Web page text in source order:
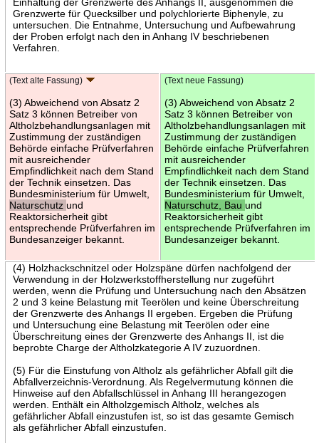
Grenzwerte für Quecksilber und polychlorierte Biphenyle, zu
untersuchen. Die Entnahme, Untersuchung und Aufbewahrung
der Proben erfolgt nach den in Anhang IV beschriebenen
Verfahren.
(Text alte Fassung)
(3) Abweichend von Absatz 2
Satz 3 können Betreiber von
Altholzbehandlungsanlagen mit
Zustimmung der zuständigen
Behörde einfache Prüfverfahren
mit ausreichender
Empfindlichkeit nach dem Stand
der Technik einsetzen. Das
Bundesministerium für Umwelt,
Naturschutz und
Reaktorsicherheit gibt
entsprechende Prüfverfahren im
Bundesanzeiger bekannt.
(Text neue Fassung)
(3) Abweichend von Absatz 2
Satz 3 können Betreiber von
Altholzbehandlungsanlagen mit
Zustimmung der zuständigen
Behörde einfache Prüfverfahren
mit ausreichender
Empfindlichkeit nach dem Stand
der Technik einsetzen. Das
Bundesministerium für Umwelt,
Naturschutz, Bau und
Reaktorsicherheit gibt
entsprechende Prüfverfahren im
Bundesanzeiger bekannt.
(4) Holzhackschnitzel oder Holzspäne dürfen nachfolgend der
Verwendung in der Holzwerkstoffherstellung nur zugeführt
werden, wenn die Prüfung und Untersuchung nach den Absätzen
2 und 3 keine Belastung mit Teerölen und keine Überschreitung
der Grenzwerte des Anhangs II ergeben. Ergeben die Prüfung
und Untersuchung eine Belastung mit Teerölen oder eine
Überschreitung eines der Grenzwerte des Anhangs II, ist die
beprobte Charge der Altholzkategorie A IV zuzuordnen.
(5) Für die Einstufung von Altholz als gefährlicher Abfall gilt die
Abfallverzeichnis-Verordnung. Als Regelvermutung können die
Hinweise auf den Abfallschlüssel in Anhang III herangezogen
werden. Enthält ein Altholzgemisch Altholz, welches als
gefährlicher Abfall einzustufen ist, so ist das gesamte Gemisch
als gefährlicher Abfall einzustufen.